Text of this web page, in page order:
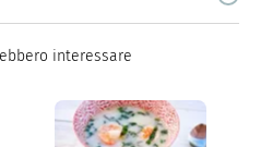
e spiegate passo passo.
interessare